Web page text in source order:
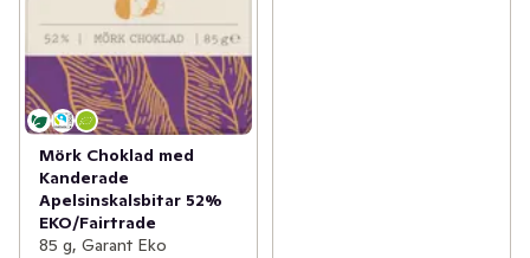
Mörk Choklad med
Kanderade
Apelsinskalsbitar 52%
EKO/Fairtrade
85 g, Garant Eko